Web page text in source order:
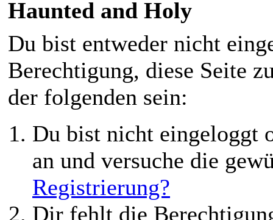
Haunted and Holy
Du bist entweder nicht
Berechtigung, diese Seite
der folgenden sein:
Du bist nicht eingeloggt
an und versuche die
Registrierung?
Dir fehlt die